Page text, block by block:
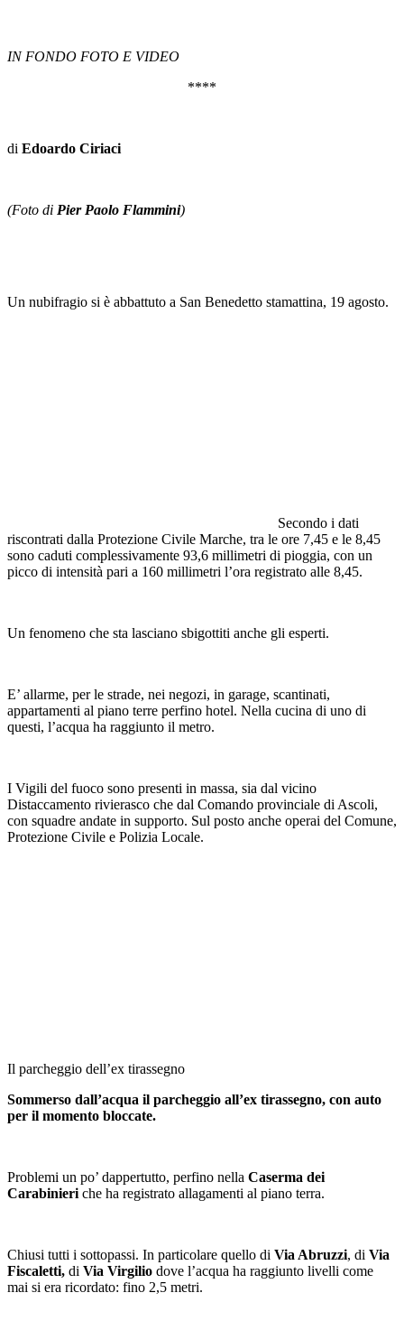
IN FONDO FOTO E VIDEO
****
di Edoardo Ciriaci
(Foto di Pier Paolo Flammini)
Un nubifragio si è abbattuto a San Benedetto stamattina, 19 agosto.
Secondo i dati
riscontrati dalla Protezione Civile Marche, tra le ore 7,45 e le 8,45
sono caduti complessivamente 93,6 millimetri di pioggia, con un
picco di intensità pari a 160 millimetri l’ora registrato alle 8,45.
Un fenomeno che sta lasciano sbigottiti anche gli esperti.
E’ allarme, per le strade, nei negozi, in garage, scantinati,
appartamenti al piano terre perfino hotel. Nella cucina di uno di
questi, l’acqua ha raggiunto il metro.
I Vigili del fuoco sono presenti in massa, sia dal vicino
Distaccamento rivierasco che dal Comando provinciale di Ascoli,
con squadre andate in supporto. Sul posto anche operai del Comune,
Protezione Civile e Polizia Locale.
Il parcheggio dell’ex tirassegno
Sommerso dall’acqua il parcheggio all’ex tirassegno, con auto
per il momento bloccate.
Problemi un po’ dappertutto, perfino nella Caserma dei
Carabinieri che ha registrato allagamenti al piano terra.
Chiusi tutti i sottopassi. In particolare quello di Via Abruzzi, di Via
Fiscaletti, di Via Virgilio dove l’acqua ha raggiunto livelli come
mai si era ricordato: fino 2,5 metri.